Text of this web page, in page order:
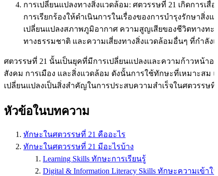
การเปลี่ยนแปลงทางสิ่งแวดล้อม: ศตวรรษที่ 21 เกิดการเ
การเรียกร้องให้ดำเนินการในเรื่องของการบำรุงรักษาสิ่ง
เปลี่ยนแปลงสภาพภูมิอากาศ ความสูญเสียของชีวิตทางทะ
ทางธรรมชาติ และความเสี่ยงทางสิ่งแวดล้อมอื่นๆ ที่กำลั
ศตวรรษที่ 21 นั้นเป็นยุคที่มีการเปลี่ยนแปลงและความก้าวหน้าอ
สังคม การเมือง และสิ่งแวดล้อม ดังนั้นการใช้ทักษะที่เหมาะสม
เปลี่ยนแปลงเป็นสิ่งสำคัญในการประสบความสำเร็จในศตวรรษที่
หัวข้อในบทความ
ทักษะในศตวรรษที่ 21 คืออะไร
ทักษะในศตวรรษที่ 21 มีอะไรบ้าง
Learning Skills ทักษะการเรียนรู้
Digital & Information Literacy Skills ทักษะความเข้า